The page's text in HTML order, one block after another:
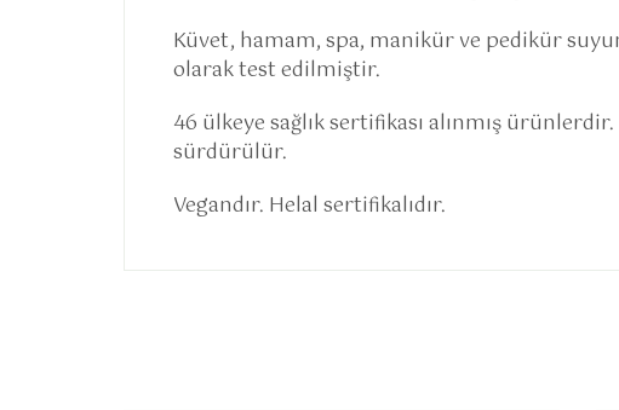
Küvet, hamam, spa, manikür ve pedikür
olarak test edilmiştir.
46 ülkeye sağlık sertifikası alınmış
sürdürülür.
Vegandır. Helal sertifikalıdır.